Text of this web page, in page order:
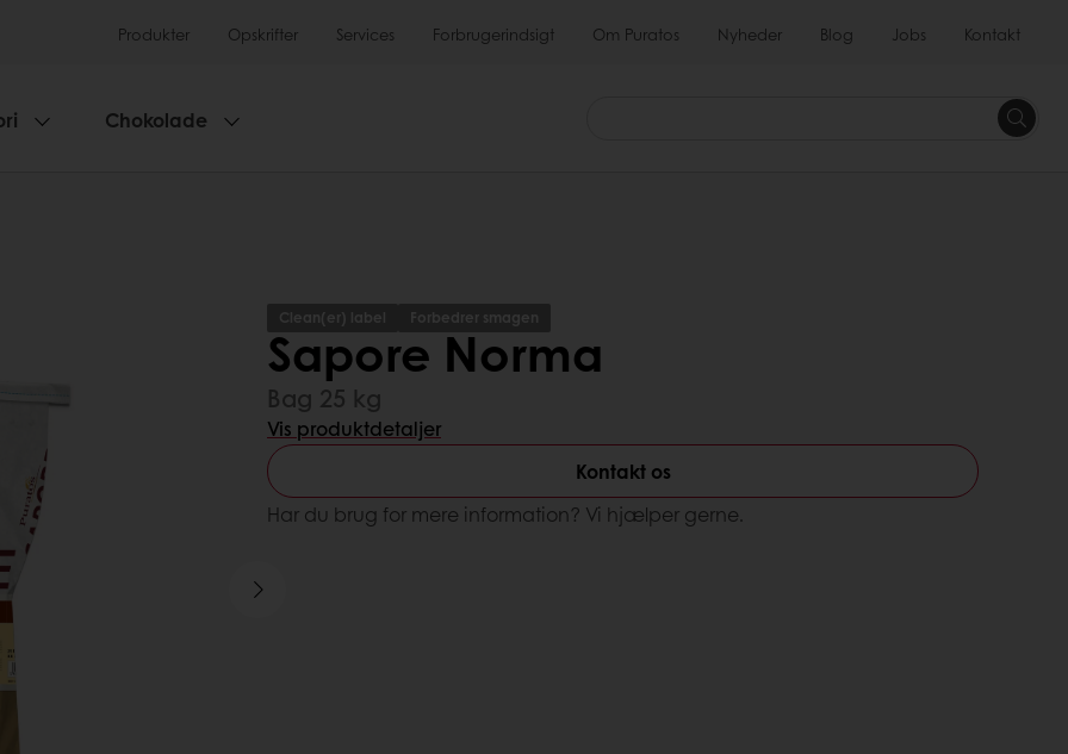
Produkter Opskrifter Services Forbrugerindsigt Om Puratos Nyheder Blog Jobs Kontakt
Chokolade
Clean(er) label Forbedrer smagen
Sapore Norma
Bag 25 kg
Vis produktdetaljer
Kontakt os
Har du brug for mere information? Vi hjælper gerne.